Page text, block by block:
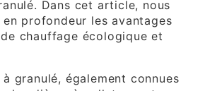
Dans cet article, nous
profondeur les avantages
chauffage écologique et
granulé, également connues